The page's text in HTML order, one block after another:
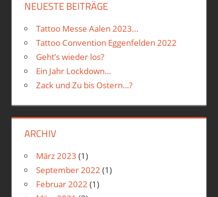
NEUESTE BEITRÄGE
Tattoo Messe Aalen 2023…
Tattoo Convention Eggenfelden 2022
Geht’s wieder los?
Ein Jahr Lockdown…
Zack und Zu bis Ostern…?
ARCHIV
März 2023 (1)
September 2022 (1)
Februar 2022 (1)